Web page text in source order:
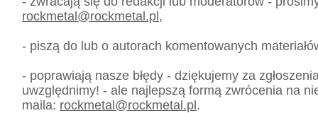
rockmetal@rockmetal.pl,
- piszą do lub o autorach komentowanych
- poprawiają nasze błędy - dziękujemy za
uwzględnimy! - ale najlepszą formą zwrócenia na
maila: rockmetal@rockmetal.pl.